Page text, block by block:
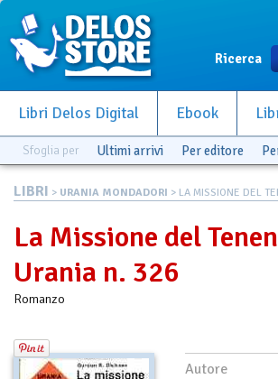
Ricerca
Libri Delos Digital Ebook
Sfoglia per Ultimi arrivi Per editore
LIBRI > URANIA MONDADORI > LA MISSIONE DEL
La Missione del
Urania n. 326
Romanzo
Autore